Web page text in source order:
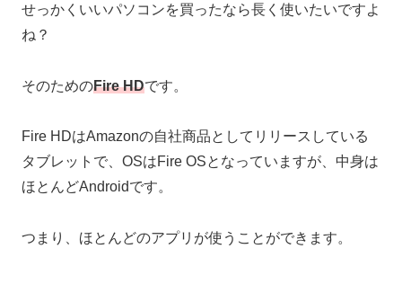
せっかくいいパソコンを買ったなら長く使いたいですよ
ね？
そのためのFire HDです。
Fire HDはAmazonの自社商品としてリリースしている
タブレットで、OSはFire OSとなっていますが、中身は
ほとんどAndroidです。
つまり、ほとんどのアプリが使うことができます。